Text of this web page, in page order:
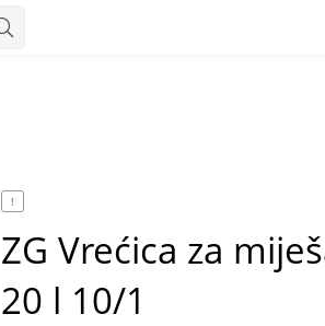
!
ZG Vrećica za
20 l 10/1